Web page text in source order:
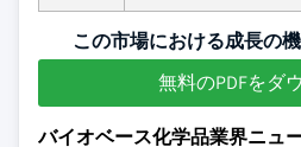
この市場における成長の
無料のPDFをダ
バイオベース化学品業界ニュ